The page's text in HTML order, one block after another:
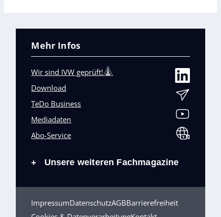
Mehr Infos
Wir sind IVW geprüft!
Download
TeDo Business
Mediadaten
Abo-Service
+ Unsere weiteren Fachmagazine
ImpressumDatenschutzAGBBarrierefreiheit